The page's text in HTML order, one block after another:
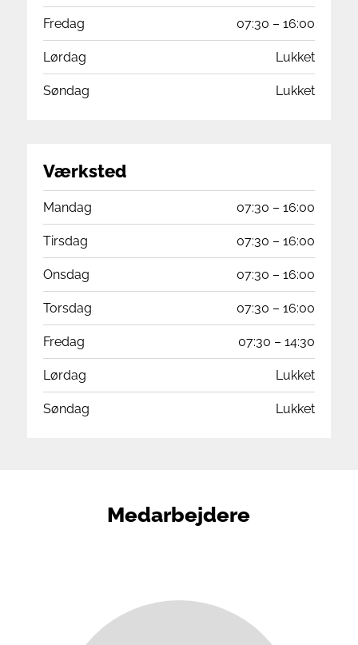
Fredag 07:30 – 16:00
Lørdag Lukket
Søndag Lukket
Værksted
Mandag 07:30 – 16:00
Tirsdag 07:30 – 16:00
Onsdag 07:30 – 16:00
Torsdag 07:30 – 16:00
Fredag 07:30 – 14:30
Lørdag Lukket
Søndag Lukket
Medarbejdere